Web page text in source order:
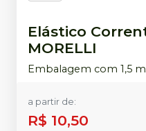
Elástico
MORELLI
Embalagem com 1,5
a partir de:
R$ 10,50